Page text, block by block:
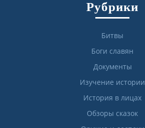
Рубрики
Битвы
Боги славян
Документы
Изучение истории
История в лицах
Обзоры сказок